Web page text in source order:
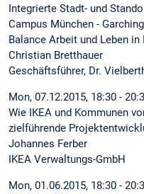
Integrierte Stadt- und
Campus München -
Balance Arbeit und Leben
Christian Bretthauer
Geschäftsführer, Dr.
Mon, 07.12.2015, 18:30 -
Wie IKEA und Kommunen
zielführende
Johannes Ferber
IKEA Verwaltungs-GmbH
Mon, 01.06.2015, 18:30 -